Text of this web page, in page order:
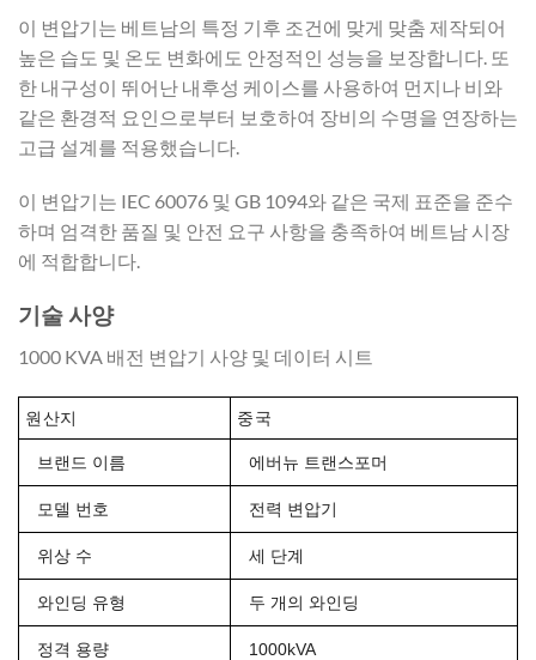
이 변압기는 베트남의 특정 기후 조건에 맞게 맞춤 제작되어
높은 습도 및 온도 변화에도 안정적인 성능을 보장합니다. 또
한 내구성이 뛰어난 내후성 케이스를 사용하여 먼지나 비와
같은 환경적 요인으로부터 보호하여 장비의 수명을 연장하는
고급 설계를 적용했습니다.
이 변압기는 IEC 60076 및 GB 1094와 같은 국제 표준을 준수
하며 엄격한 품질 및 안전 요구 사항을 충족하여 베트남 시장
에 적합합니다.
기술 사양
1000 KVA 배전 변압기 사양 및 데이터 시트
원산지 중국
브랜드 이름 에버뉴 트랜스포머
모델 번호 전력 변압기
위상 수 세 단계
와인딩 유형 두 개의 와인딩
정격 용량 1000kVA